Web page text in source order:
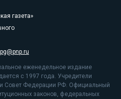
газета»
pg@pnp.ru
еженедельное издание
с 1997 года. Учредители
и Совет Федерации РФ. Официальный
законов, федеральных